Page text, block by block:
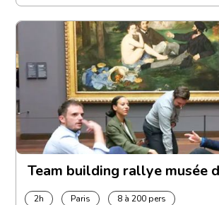
Team building rallye musée
2h Paris 8 à 200 pers